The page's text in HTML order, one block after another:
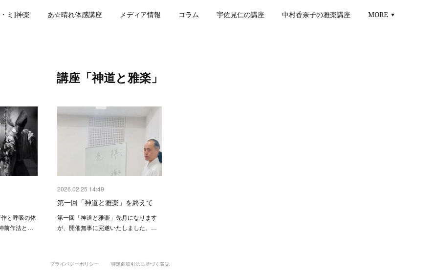
ミ]神楽 あ☆晴れ体感講座 メディア情報 コラム 宇佐見仁の講座 中村香奈子の雅楽講座 MORE
講座「神道と雅楽」
と呼吸の体
前作法と…
2026.02.25 14:49
第一回「神道と雅楽」を終えて
第一回「神道と雅楽」先月になります
が、開催無事に完遂いたしました。…
プライバシーポリシー 特定商取引法に基づく表記